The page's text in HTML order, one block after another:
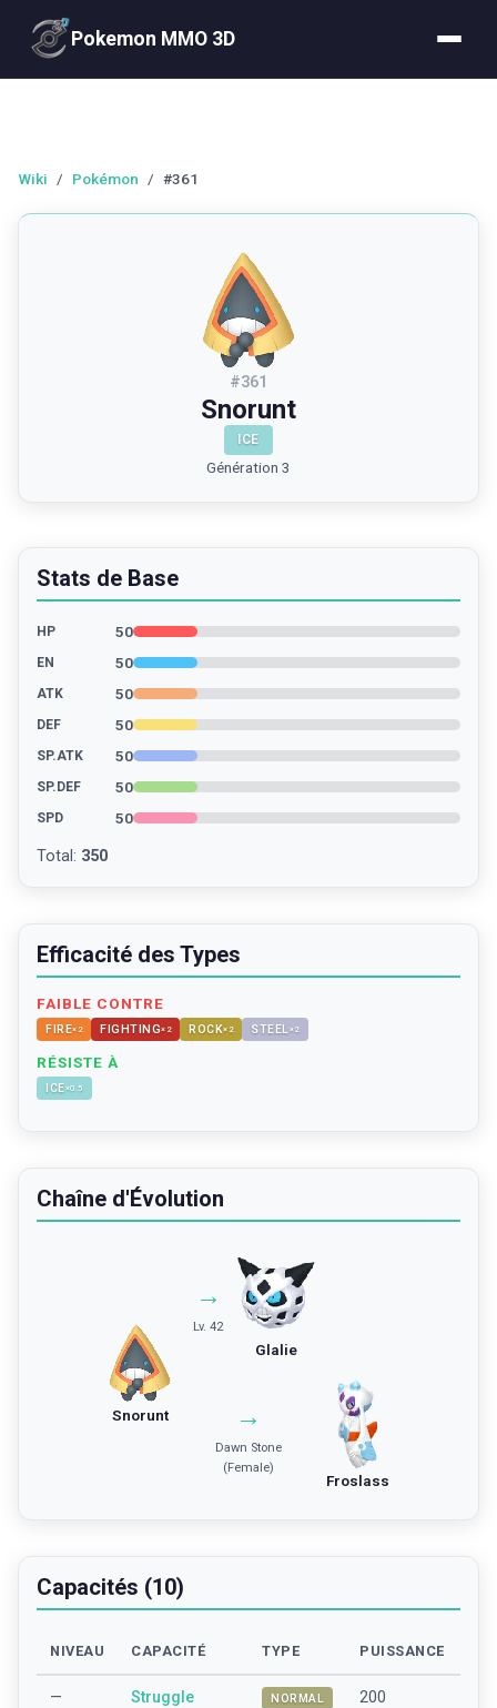
Pokemon MMO 3D
Wiki / Pokémon / #361
#361
Snorunt
ICE
Génération 3
Stats de Base
HP 50
EN 50
ATK 50
DEF 50
SP.ATK 50
SP.DEF 50
SPD 50
Total : 350
Efficacité des Types
FAIBLE CONTRE
FIRE× 2 FIGHTING× 2 ROCK× 2 STEEL ×2
RÉSISTE À
ICE×0.5
Chaîne d'Évolution
Snorunt
→
Lv. 42
Glalie
→
Dawn Stone
(Female)
Froslass
Capacités (10)
NIVEAU CAPACITÉ TYPE PUISSANCE
— Struggle NORMAL 200